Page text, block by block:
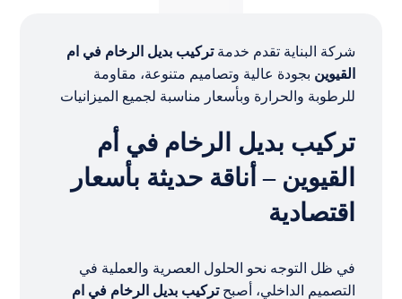
شركة البناية تقدم خدمةتركيب بديل الرخام في ام
القيوين بجودة عالية وتصاميم متنوعة، مقاومة
للرطوبة والحرارة وبأسعار مناسبة لجميع الميزانيات
تركيب بديل الرخام في أم
القيوين – أناقة حديثة بأسعار
اقتصادية
في ظل التوجه نحو الحلول العصرية والعملية في
التصميم الداخلي، أصبحتركيب بديل الرخام في ام